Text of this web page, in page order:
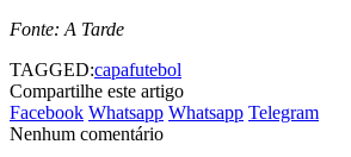
Fonte: A Tarde
TAGGED:capafutebol
Compartilhe este artigo
Facebook Whatsapp Whatsapp Telegram
Nenhum comentário